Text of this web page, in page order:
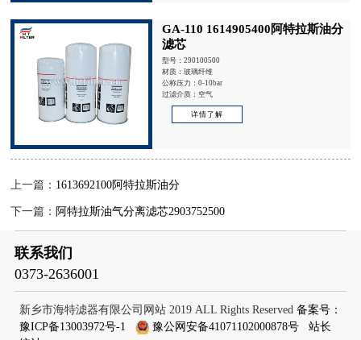
GA-110 1614905400阿特拉斯油分
滤芯
型号：290100500
材质：玻璃纤维
公称压力：0-10bar
过滤介质：空气
详情了解
上一篇： 1613692100阿特拉斯油分
下一篇： 阿特拉斯油气分离滤芯2903752500
联系我们
0373-2636001
新乡市海特滤器有限公司网站 2019 ALL Rights Reserved 备案号：
豫ICP备13003972号-1
豫公网安备41071102000878号
站长